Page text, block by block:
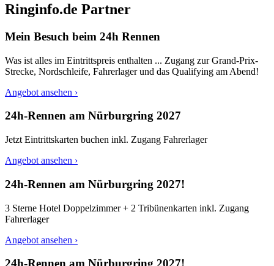
Ringinfo.de Partner
Mein Besuch beim 24h Rennen
Was ist alles im Eintrittspreis enthalten ... Zugang zur Grand-Prix-
Strecke, Nordschleife, Fahrerlager und das Qualifying am Abend!
Angebot ansehen ›
24h-Rennen am Nürburgring 2027
Jetzt Eintrittskarten buchen inkl. Zugang Fahrerlager
Angebot ansehen ›
24h-Rennen am Nürburgring 2027!
3 Sterne Hotel Doppelzimmer + 2 Tribünenkarten inkl. Zugang
Fahrerlager
Angebot ansehen ›
24h-Rennen am Nürburgring 2027!